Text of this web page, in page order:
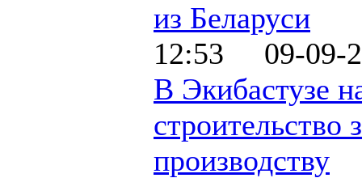
из Беларуси
12:53 09-09-
В Экибастузе
строительство
производству